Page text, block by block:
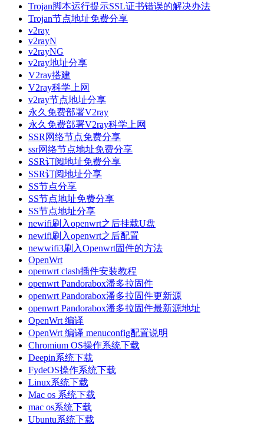
Trojan脚本运行提示SSL证书错误的解决办法
Trojan节点地址免费分享
v2ray
v2rayN
v2rayNG
v2ray地址分享
V2ray搭建
V2ray科学上网
v2ray节点地址分享
永久免费部署V2ray
永久免费部署V2ray科学上网
SSR网络节点免费分享
ssr网络节点地址免费分享
SSR订阅地址免费分享
SSR订阅地址分享
SS节点分享
SS节点地址免费分享
SS节点地址分享
newifi刷入openwrt之后挂载U盘
newifi刷入openwrt之后配置
newwifi3刷入Openwrt固件的方法
OpenWrt
openwrt clash插件安装教程
openwrt Pandorabox潘多拉固件
openwrt Pandorabox潘多拉固件更新源
openwrt Pandorabox潘多拉固件最新源地址
OpenWrt 编译
OpenWrt 编译 menuconfig配置说明
Chromium OS操作系统下载
Deepin系统下载
FydeOS操作系统下载
Linux系统下载
Mac os 系统下载
mac os系统下载
Ubuntu系统下载